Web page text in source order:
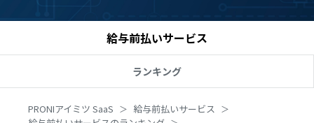
給与前払いサービス
ランキング
PRONIアイミツ SaaS
給与前払いサービス